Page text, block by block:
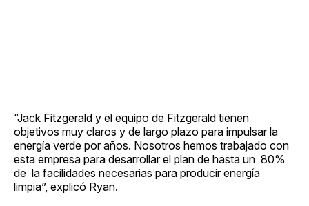
“Jack Fitzgerald y el equipo de Fitzgerald tienen
objetivos muy claros y de largo plazo para impulsar la
energía verde por años. Nosotros hemos trabajado con
esta empresa para desarrollar el plan de hasta un 80%
de la facilidades necesarias para producir energía
limpia”, explicó Ryan.